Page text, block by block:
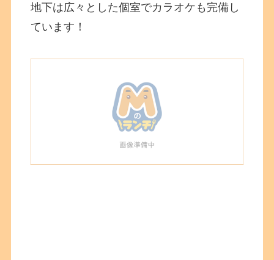
地下は広々とした個室でカラオケも完備し
ています！